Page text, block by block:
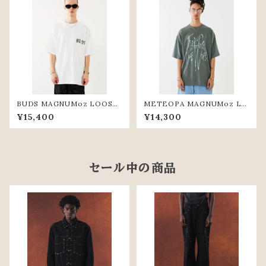
BUDS MAGNUMoz LOOSE
TEE(WHT)
¥15,400
METEOPA MAGNUMoz LO
OSE TEE(KHK)
¥14,300
セール中の商品